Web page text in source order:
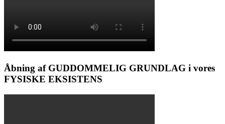
Åbning af GUDDOMMELIG GRUNDLAG i vores
FYSISKE EKSISTENS